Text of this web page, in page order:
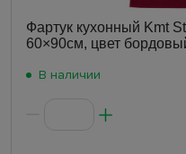
Фартук кухонный Kmt
60×90см, цвет
В наличии